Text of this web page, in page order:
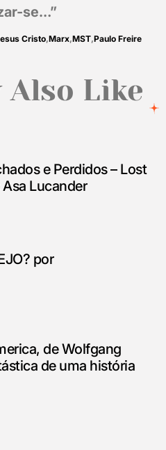
se…”
Cristo,Marx,MST,Paulo Freire
Also Like
e Perdidos – Lost
Lucander
por
de Wolfgang
de uma história